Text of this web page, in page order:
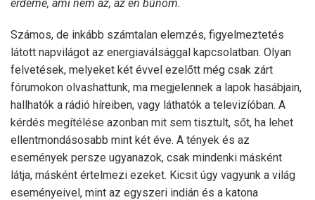
érdeme, ami nem az, az én bűnöm.
Számos, de inkább számtalan elemzés, figyelmeztetés
látott napvilágot az energiaválsággal kapcsolatban. Olyan
felvetések, melyeket két évvel ezelőtt még csak zárt
fórumokon olvashattunk, ma megjelennek a lapok hasábjain,
hallhatók a rádió híreiben, vagy láthatók a televizíóban. A
kérdés megítélése azonban mit sem tisztult, sőt, ha lehet
ellentmondásosabb mint két éve. A tények és az
események persze ugyanazok, csak mindenki másként
látja, másként értelmezi ezeket. Kicsit úgy vagyunk a világ
eseményeivel, mint az egyszeri indián és a katona